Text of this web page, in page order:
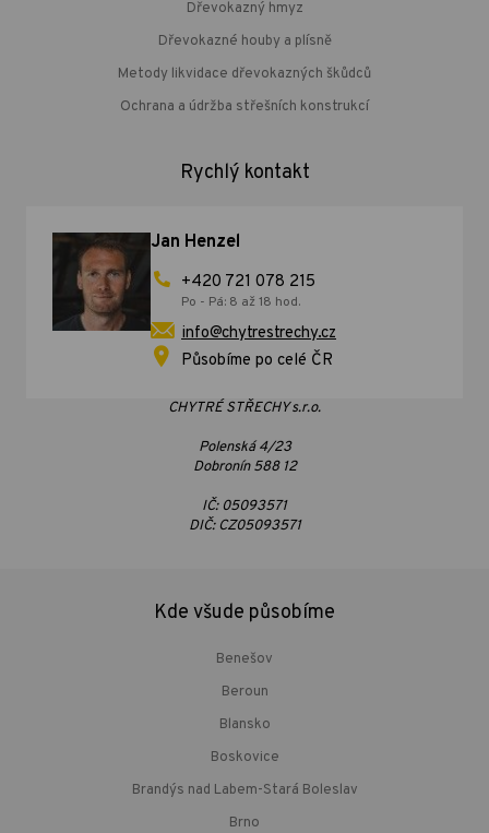
Dřevokazný hmyz
Dřevokazné houby a plísně
Metody likvidace dřevokazných škůdců
Ochrana a údržba střešních konstrukcí
Rychlý kontakt
Jan Henzel
+420 721 078 215
Po - Pá: 8 až 18 hod.
info@chytrestrechy.cz
Působíme po celé ČR
CHYTRÉ STŘECHY s.r.o.
Polenská 4/23
Dobronín 588 12
IČ: 05093571
DIČ: CZ05093571
Kde všude působíme
Benešov
Beroun
Blansko
Boskovice
Brandýs nad Labem-Stará Boleslav
Brno